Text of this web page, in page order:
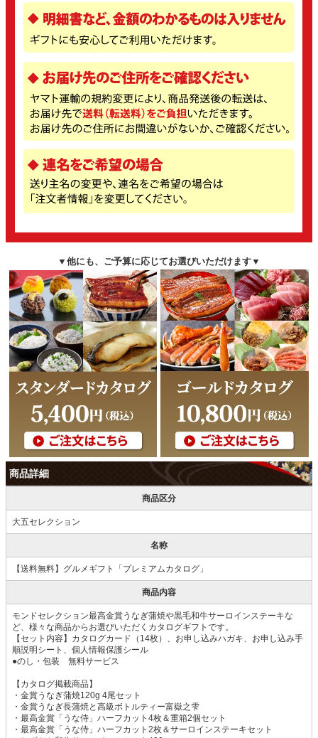
▼他にも、ご予算に応じてお選びいただけます▼
商品詳細
商品区分
大五セレクション
名称
【送料無料】グルメギフト「プレミアムカタログ」
商品内容
モンドセレクション最高金賞うなぎ蒲焼や黒毛和牛サーロインステーキな
ど、様々な商品からお選びいただくカタログギフトです。
【セット内容】カタログカード（14枚）、お申し込みハガキ、お申し込み手
順説明シート、個人情報保護シール
●のし・包装 無料サービス
【カタログ掲載商品】
・金賞うなぎ蒲焼120g 4尾セット
・金賞うなぎ長蒲焼と高級ボトルティー富嶽之雫
・最高金賞「うな侍」ハーフカット4枚＆重箱2個セット
・最高金賞「うな侍」ハーフカット2枚＆サーロインステーキセット